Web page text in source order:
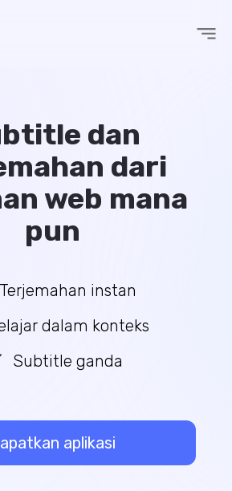
dan
dari
web mana
pun
Terjemahan instan
dalam konteks
Subtitle ganda
aplikasi